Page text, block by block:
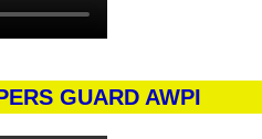
GUARD AWPI